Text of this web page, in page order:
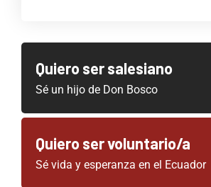
Quiero ser salesiano
Sé un hijo de Don Bosco
Quiero ser voluntario/a
Sé vida y esperanza en el Ecuador